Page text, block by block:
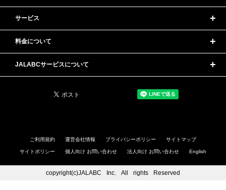
サービス
料金について
JALABCサービスについて
ご利用規約 運営会社情報 プライバシーポリシー サイトマップ
サイトポリシー 個人向け お問い合わせ 法人向け お問い合わせ English
copyright(c)JAL ABC Inc. All rights Reserved